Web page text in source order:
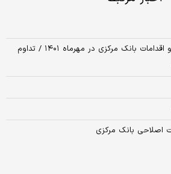
تحلیل تحولات اقتصاد کلان و اقدامات بانک مرکزی در مهرماه ۱۴۰۱ / تداوم
اصلاحی بانک مرکزی